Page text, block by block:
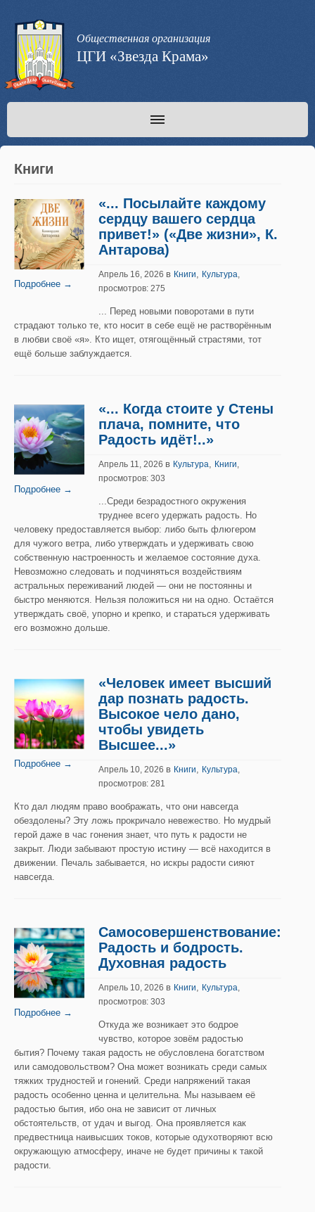
Общественная организация
ЦГИ «Звезда Крама»
Книги
Подробнее →
«... Посылайте каждому
сердцу вашего сердца
привет!» («Две жизни», К.
Антарова)
Апрель 16, 2026 в Книги, Культура,
просмотров: 275
... Перед новыми поворотами в пути
страдают только те, кто носит в себе ещё не растворённым
в любви своё «я». Кто ищет, отягощённый страстями, тот
ещё больше заблуждается.
Подробнее →
«... Когда стоите у Стены
плача, помните, что
Радость идёт!..»
Апрель 11, 2026 в Культура, Книги,
просмотров: 303
...Среди безрадостного окружения
труднее всего удержать радость. Но
человеку предоставляется выбор: либо быть флюгером
для чужого ветра, либо утверждать и удерживать свою
собственную настроенность и желаемое состояние духа.
Невозможно следовать и подчиняться воздействиям
астральных переживаний людей — они не постоянны и
быстро меняются. Нельзя положиться ни на одно. Остаётся
утверждать своё, упорно и крепко, и стараться удерживать
его возможно дольше.
Подробнее →
«Человек имеет высший
дар познать радость.
Высокое чело дано,
чтобы увидеть
Высшее...»
Апрель 10, 2026 в Книги, Культура,
просмотров: 281
Кто дал людям право воображать, что они навсегда
обездолены? Эту ложь прокричало невежество. Но мудрый
герой даже в час гонения знает, что путь к радости не
закрыт. Люди забывают простую истину — всё находится в
движении. Печаль забывается, но искры радости сияют
навсегда.
Подробнее →
Самосовершенствование:
Радость и бодрость.
Духовная радость
Апрель 10, 2026 в Книги, Культура,
просмотров: 303
Откуда же возникает это бодрое
чувство, которое зовём радостью
бытия? Почему такая радость не обусловлена богатством
или самодовольством? Она может возникать среди самых
тяжких трудностей и гонений. Среди напряжений такая
радость особенно ценна и целительна. Мы называем её
радостью бытия, ибо она не зависит от личных
обстоятельств, от удач и выгод. Она проявляется как
предвестница наивысших токов, которые одухотворяют всю
окружающую атмосферу, иначе не будет причины к такой
радости.